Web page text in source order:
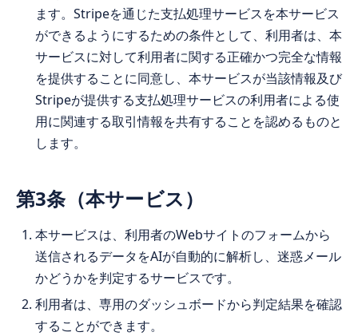
ます。Stripeを通じた支払処理サービスを本サービス
ができるようにするための条件として、利用者は、本
サービスに対して利用者に関する正確かつ完全な情報
を提供することに同意し、本サービスが当該情報及び
Stripeが提供する支払処理サービスの利用者による使
用に関連する取引情報を共有することを認めるものと
します。
第3条（本サービス）
本サービスは、利用者のWebサイトのフォームから
送信されるデータをAIが自動的に解析し、迷惑メール
かどうかを判定するサービスです。
利用者は、専用のダッシュボードから判定結果を確認
することができます。